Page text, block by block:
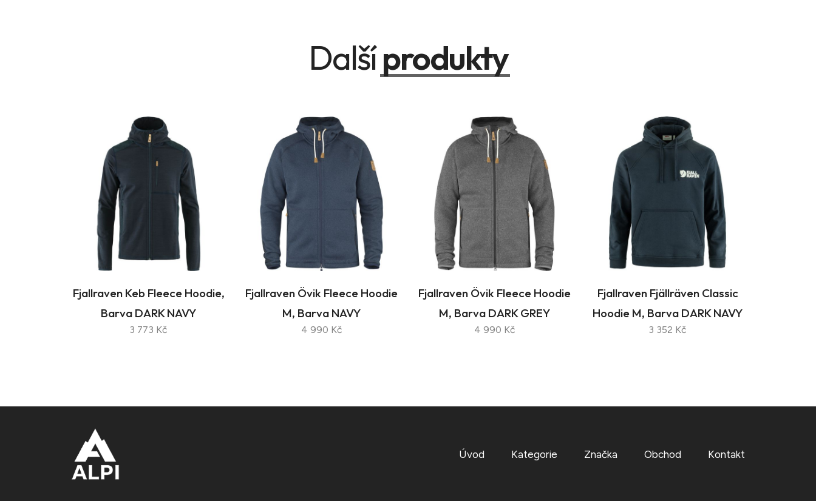
Dalšíprodukty
Fjallraven Keb Fleece Hoodie,
Barva DARK NAVY
3 773 Kč
Fjallraven Övik Fleece Hoodie
M, Barva NAVY
4 990 Kč
Fjallraven Övik Fleece Hoodie
M, Barva DARK GREY
4 990 Kč
Fjallraven Fjällräven Classic
Hoodie M, Barva DARK NAVY
3 352 Kč
Úvod Kategorie Značka Obchod Kontakt